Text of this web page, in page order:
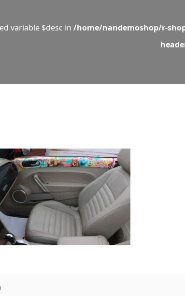
variable $desc in /home/nandemoshop/r-